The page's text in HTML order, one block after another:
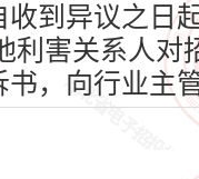
收到异议之日
利害关系人
，向行业主